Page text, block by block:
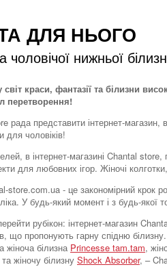
ДЛЯ НЬОГО
чоловічої нижньої
краси, фантазії та білизни
перетворення!
рада представити інтернет-
для чоловіків!
в інтернет-магазині Chantal
для любовних ігор. Жіночі
store.com.ua - це закономірний
У будь-який момент і з будь-
рубікон: інтернет-магазин
що пропонують гарну спідню
жіноча білизна Princesse tam.tam,
жіночу білизну Shock Absorber, –